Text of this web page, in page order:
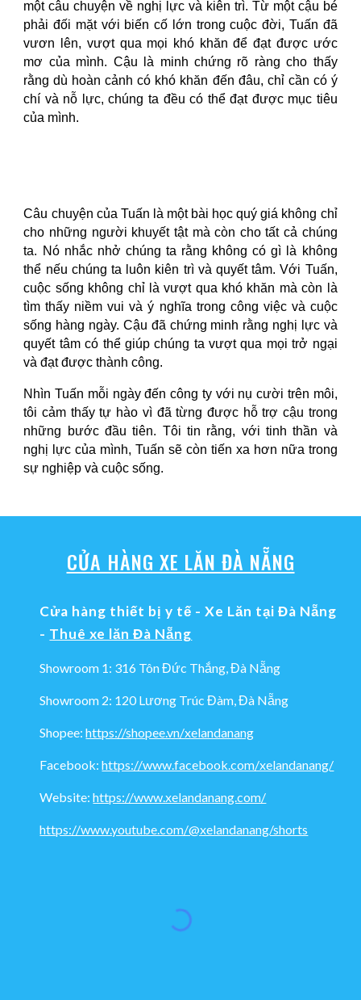
một câu chuyện về nghị lực và kiên trì. Từ một cậu bé
phải đối mặt với biến cố lớn trong cuộc đời, Tuấn đã
vươn lên, vượt qua mọi khó khăn để đạt được ước
mơ của mình. Cậu là minh chứng rõ ràng cho thấy
rằng dù hoàn cảnh có khó khăn đến đâu, chỉ cần có ý
chí và nỗ lực, chúng ta đều có thể đạt được mục tiêu
của mình.
Câu chuyện của Tuấn là một bài học quý giá không chỉ
cho những người khuyết tật mà còn cho tất cả chúng
ta. Nó nhắc nhở chúng ta rằng không có gì là không
thể nếu chúng ta luôn kiên trì và quyết tâm. Với Tuấn,
cuộc sống không chỉ là vượt qua khó khăn mà còn là
tìm thấy niềm vui và ý nghĩa trong công việc và cuộc
sống hàng ngày. Cậu đã chứng minh rằng nghị lực và
quyết tâm có thể giúp chúng ta vượt qua mọi trở ngại
và đạt được thành công.
Nhìn Tuấn mỗi ngày đến công ty với nụ cười trên môi,
tôi cảm thấy tự hào vì đã từng được hỗ trợ cậu trong
những bước đầu tiên. Tôi tin rằng, với tinh thần và
nghị lực của mình, Tuấn sẽ còn tiến xa hơn nữa trong
sự nghiệp và cuộc sống.
CỬA HÀNG XE LĂN ĐÀ NẴNG
Cửa hàng thiết bị y tế - Xe Lăn tại Đà Nẵng
- Thuê xe lăn Đà Nẵng
Showroom 1: 316 Tôn Đức Thắng, Đà Nẵng
Showroom 2: 120 Lương Trúc Đàm, Đà Nẵng
Shopee: https://shopee.vn/xelandanang
Facebook:https://www.facebook.com/xelandanang/
Website: https://www.xelandanang.com/
https://www.youtube.com/@xelandanang/shorts